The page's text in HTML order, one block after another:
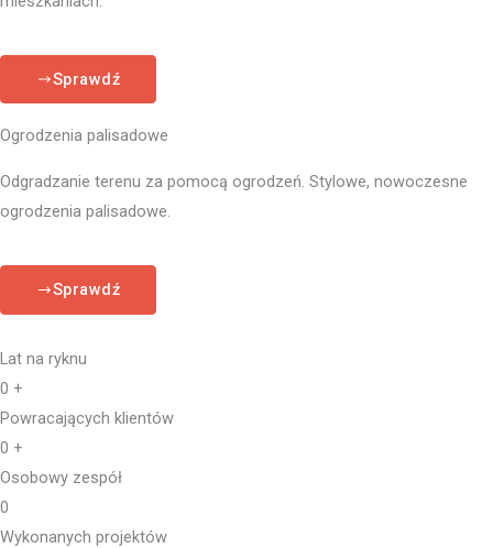
Sprawdź
Ogrodzenia palisadowe
Odgradzanie terenu za pomocą ogrodzeń. Stylowe, nowoczesne
ogrodzenia palisadowe.
Sprawdź
Lat na ryknu
0 +
Powracających klientów
0 +
Osobowy zespół
0
Wykonanych projektów